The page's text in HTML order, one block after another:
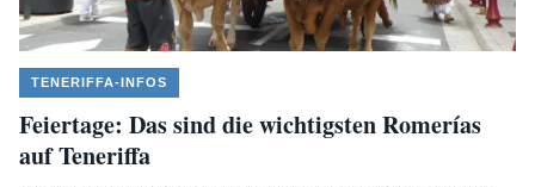
TENERIFFA-INFOS
Feiertage: Das sind die wichtigsten Romerías
auf Teneriffa